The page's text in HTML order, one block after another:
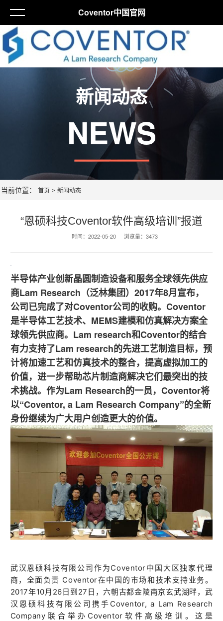
Coventor中国官网
新闻动态
NEWS
当前位置： 首页 > 新闻动态
“恩硕科技Coventor软件高级培训”报道
时间： 2022-05-20 浏览量： 3473
半导体产业创新晶圆制造设备和服务全球领先供应
商Lam Research（泛林集团）2017年8月宣布，
公司已完成了对Coventor公司的收购。Coventor
是半导体工艺技术、MEMS建模和仿真解决方案全
球领先供应商。Lam research和Coventor的结合
有力支持了Lam research的先进工艺制造目标，预
计将加速工艺和仿真技术的整合，提高虚拟加工的
价值，进一步帮助芯片制造商解决它们最突出的技
术挑战。作为Lam Research的一员，Coventor将
以“Coventor, a Lam Research Company”的全新
身份继续为广大用户创造更大的价值。
武汉恩硕科技有限公司作为Coventor中国大区独家代理
商，全面负责 Coventor在中国的市场和技术支持业务。
2017年10月26日到27日，六朝古都金陵南京玄武湖畔，武
汉恩硕科技有限公司携手Coventor, a Lam Research
Company联合举办Coventor软件高级培训。这是